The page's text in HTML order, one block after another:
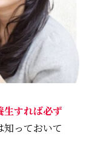
生すれば必ず
知っておいて